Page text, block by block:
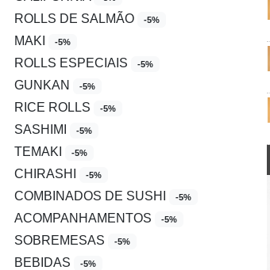
ROLLS DE SALMÃO -5%
MAKI -5%
ROLLS ESPECIAIS -5%
GUNKAN -5%
RICE ROLLS -5%
SASHIMI -5%
TEMAKI -5%
CHIRASHI -5%
COMBINADOS DE SUSHI -5%
ACOMPANHAMENTOS -5%
SOBREMESAS -5%
BEBIDAS -5%